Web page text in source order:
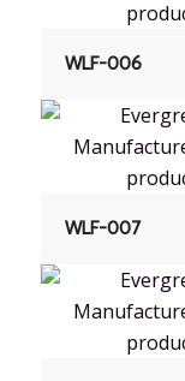
WLF-006
WLF-007